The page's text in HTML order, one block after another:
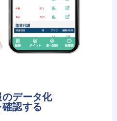
のデータ化
認する